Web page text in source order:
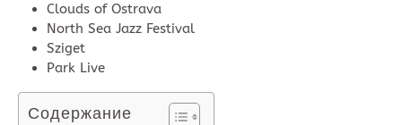
Clouds of Ostrava
North Sea Jazz Festival
Sziget
Park Live
Содержание